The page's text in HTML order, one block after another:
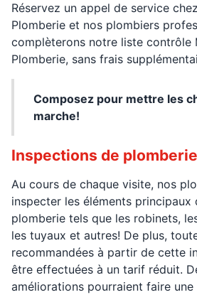
Réservez un appel de service
Plomberie et nos plombiers
complèterons notre liste contrôle
Plomberie, sans frais
Composez pour mettre les
marche!
Inspections de plomberie
Au cours de chaque visite, nos
inspecter les éléments
plomberie tels que les robinets,
les tuyaux et autres! De plus,
recommandées à partir de cette
être effectuées à un tarif réduit.
améliorations pourraient faire